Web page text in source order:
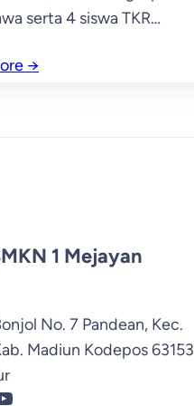
serta 4 siswa TKR…
→
1 Mejayan
No. 7 Pandean, Kec.
Madiun Kodepos 63153